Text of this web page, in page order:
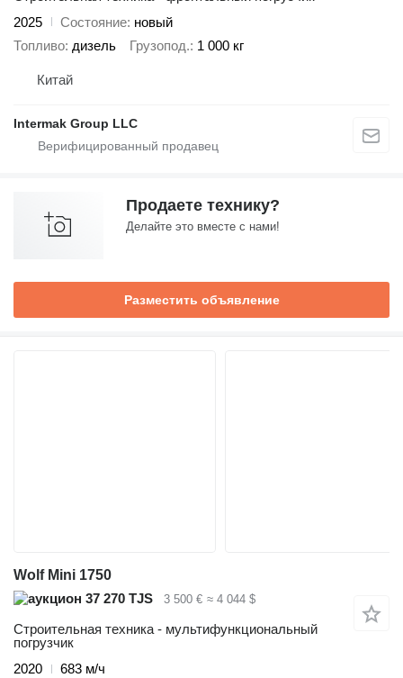
2025
Состояние новый
Топливо дизель Грузопод. 1 000 кг
Китай
Intermak Group LLC
Продаете технику?
Делайте это вместе с нами!
Разместить объявление
Wolf Mini 1750
37 270 TJS
3 500 € ≈ 4 044 $
Строительная техника - мультифункциональный
погрузчик
2020
683 м/ч